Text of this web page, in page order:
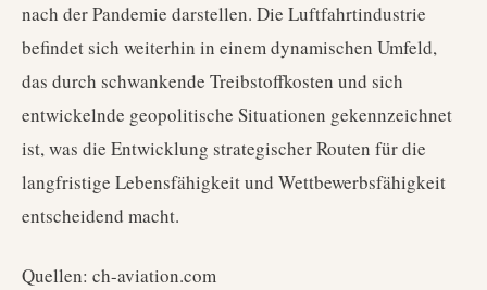
nach der Pandemie darstellen. Die Luftfahrtindustrie
befindet sich weiterhin in einem dynamischen Umfeld,
das durch schwankende Treibstoffkosten und sich
entwickelnde geopolitische Situationen gekennzeichnet
ist, was die Entwicklung strategischer Routen für die
langfristige Lebensfähigkeit und Wettbewerbsfähigkeit
entscheidend macht.
Quellen: ch-aviation.com